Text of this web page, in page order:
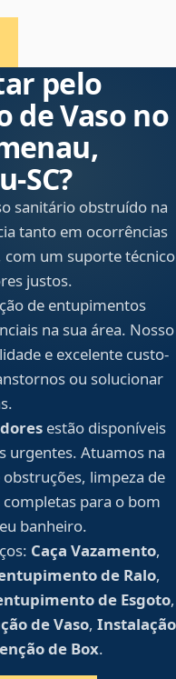
pelo
de Vaso no
sanitário obstruído na
tanto em ocorrências
com um suporte técnico
justos.
de entupimentos
na sua área. Nosso
e excelente custo-
ou solucionar
estão disponíveis
urgentes. Atuamos na
limpeza de
para o bom
banheiro.
Caça Vazamento,
de Ralo,
de Esgoto,
de Vaso, Instalação
de Box.